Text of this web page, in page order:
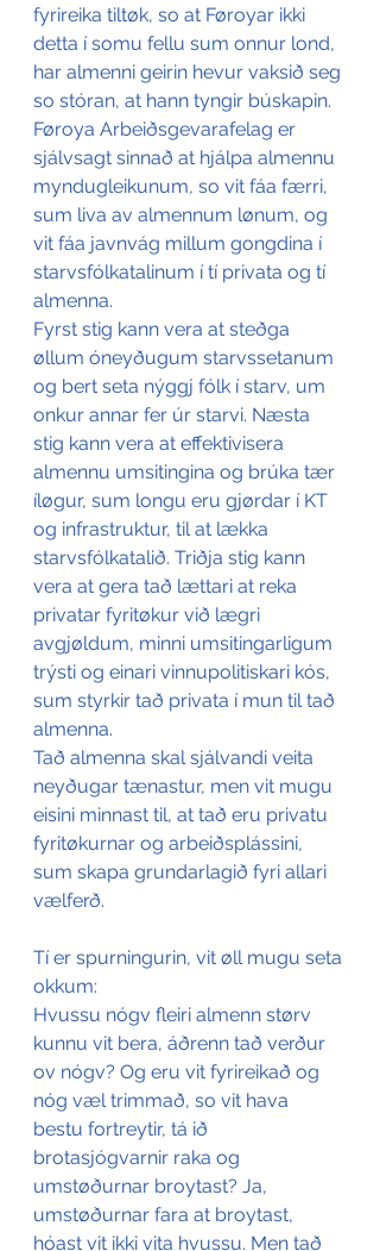
fyrireika tiltøk, so at Føroyar ikki
detta í somu fellu sum onnur lond,
har almenni geirin hevur vaksið seg
so stóran, at hann tyngir búskapin.
Føroya Arbeiðsgevarafelag er
sjálvsagt sinnað at hjálpa almennu
myndugleikunum, so vit fáa færri,
sum liva av almennum lønum, og
vit fáa javnvág millum gongdina í
starvsfólkatalinum í tí privata og tí
almenna.
Fyrst stig kann vera at steðga
øllum óneyðugum starvssetanum
og bert seta nýggj fólk í starv, um
onkur annar fer úr starvi. Næsta
stig kann vera at effektivisera
almennu umsitingina og brúka tær
íløgur, sum longu eru gjørdar í KT
og infrastruktur, til at lækka
starvsfólkatalið. Triðja stig kann
vera at gera tað lættari at reka
privatar fyritøkur við lægri
avgjøldum, minni umsitingarligum
trýsti og einari vinnupolitiskari kós,
sum styrkir tað privata í mun til tað
almenna.
Tað almenna skal sjálvandi veita
neyðugar tænastur, men vit mugu
eisini minnast til, at tað eru privatu
fyritøkurnar og arbeiðsplássini,
sum skapa grundarlagið fyri allari
vælferð.
Tí er spurningurin, vit øll mugu seta
okkum:
Hvussu nógv fleiri almenn størv
kunnu vit bera, áðrenn tað verður
ov nógv? Og eru vit fyrireikað og
nóg væl trimmað, so vit hava
bestu fortreytir, tá ið
brotasjógvarnir raka og
umstøðurnar broytast? Ja,
umstøðurnar fara at broytast,
hóast vit ikki vita hvussu. Men tað